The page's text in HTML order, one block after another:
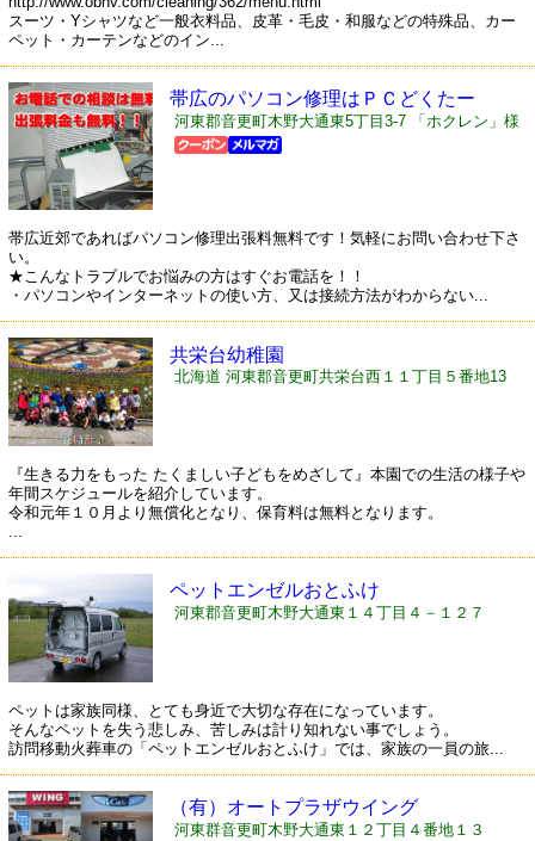
スーツ・Yシャツなど一般衣料品、皮革・毛皮・和服などの特殊品、カー
ペット・カーテンなどのイン...
帯広のパソコン修理はＰＣどくたー
河東郡音更町木野大通東5丁目3-7 「ホクレン」様
隣、「JA木野」様斜め前
帯広近郊であればパソコン修理出張料無料です！気軽にお問い合わせ下さ
い。
★こんなトラブルでお悩みの方はすぐお電話を！！
・パソコンやインターネットの使い方、又は接続方法がわからない...
共栄台幼稚園
北海道 河東郡音更町共栄台西１１丁目５番地13
『生きる力をもった たくましい子どもをめざして』本園での生活の様子や
年間スケジュールを紹介しています。
令和元年１０月より無償化となり、保育料は無料となります。
ペットエンゼルおとふけ
河東郡音更町木野大通東１４丁目４－１２７
ペットは家族同様、とても身近で大切な存在になっています。
そんなペットを失う悲しみ、苦しみは計り知れない事でしょう。
訪問移動火葬車の「ペットエンゼルおとふけ」では、家族の一員の旅...
（有）オートプラザウイング
河東群音更町木野大通東１２丁目４番地１３